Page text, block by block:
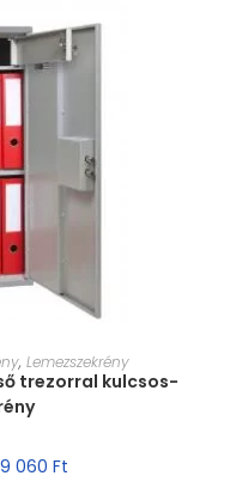
, Lemezszekrény
trezorral kulcsos-
060 Ft